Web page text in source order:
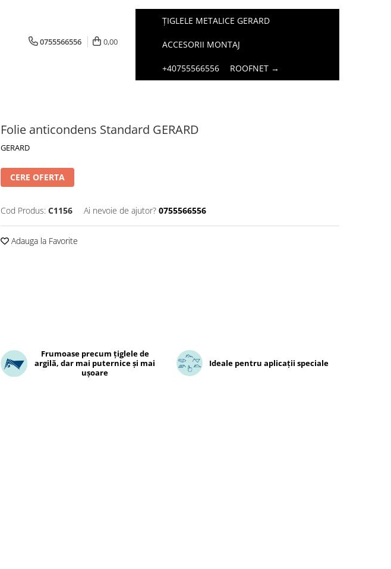
0755566556 0,00
ȚIGLELE METALICE GERARD
ACCESORII MONTAJ
+40755566556 ROOFNET →
Folie anticondens Standard GERARD
GERARD
CERE OFERTA
Cod Produs: C1156 Ai nevoie de ajutor? 0755566556
Adauga la Favorite
Frumoase precum țiglele de
argilă, dar mai puternice și mai
ușoare
Ideale pentru aplicații speciale